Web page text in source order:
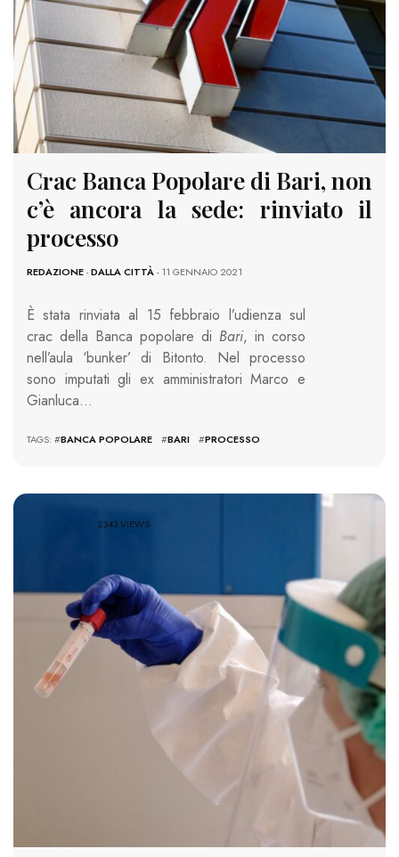
Crac Banca Popolare di Bari, non
c’è ancora la sede: rinviato il
processo
REDAZIONE-DALLA CITTÀ- 11 GENNAIO 2021
È stata rinviata al 15 febbraio l’udienza sul
crac della Banca popolare di Bari, in corso
nell’aula ‘bunker’ di Bitonto. Nel processo
sono imputati gli ex amministratori Marco e
Gianluca…
TAGS: #BANCA POPOLARE #BARI #PROCESSO
2343 VIEWS